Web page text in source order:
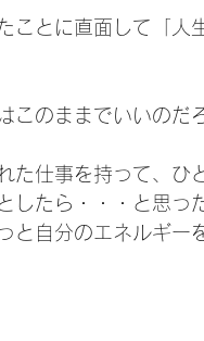
ことに直面して「人
このままでいいのだ
た仕事を持って、ひ
したら・・・と思っ
と自分のエネルギー